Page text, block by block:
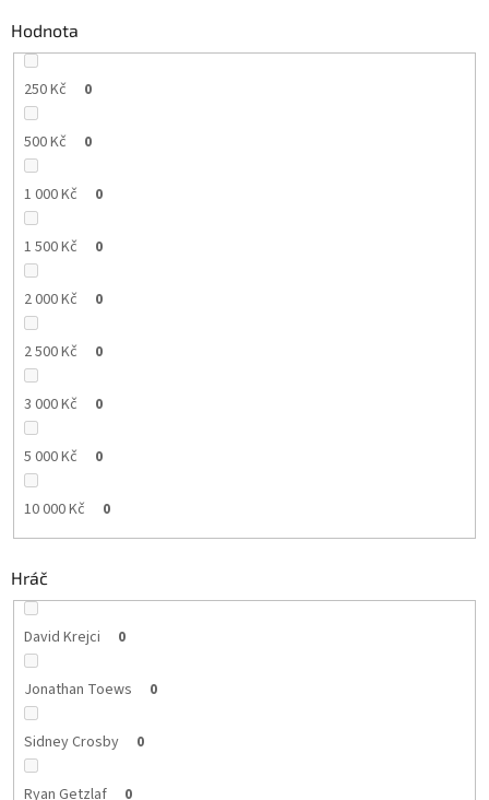
Hodnota
250 Kč 0
500 Kč 0
1 000 Kč 0
1 500 Kč 0
2 000 Kč 0
2 500 Kč 0
3 000 Kč 0
5 000 Kč 0
10 000 Kč 0
Hráč
David Krejci 0
Jonathan Toews 0
Sidney Crosby 0
Ryan Getzlaf 0